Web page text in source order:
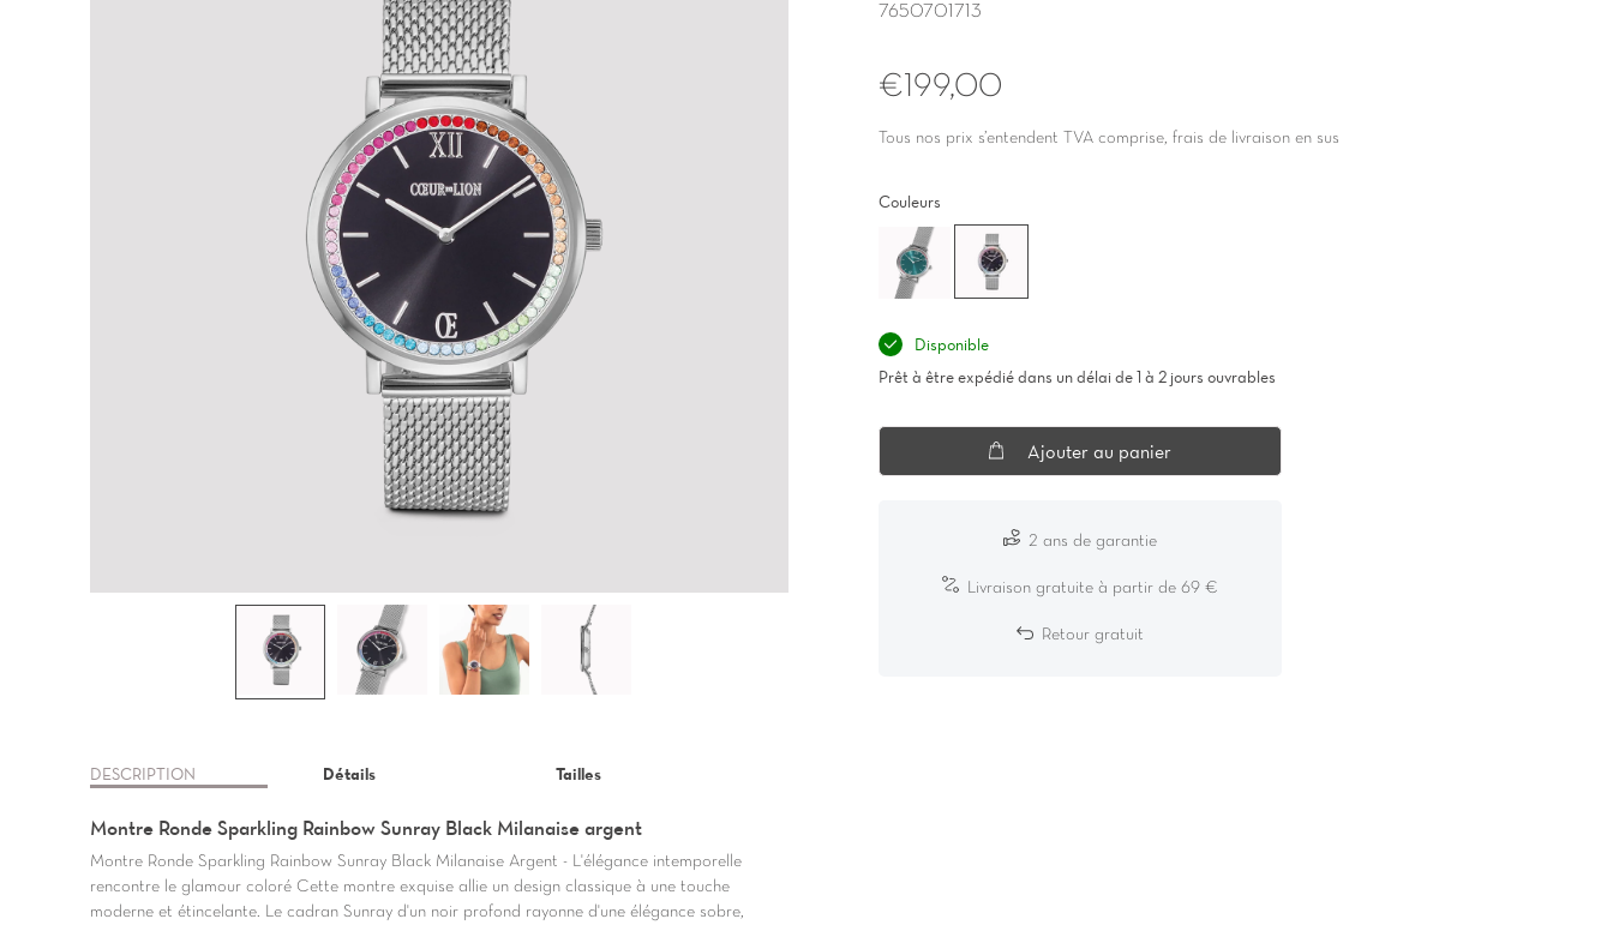
DESCRIPTION Détails Tailles
Montre Ronde Sparkling Rainbow Sunray Black Milanaise argent
Montre Ronde Sparkling Rainbow Sunray Black Milanaise Argent - L'élégance intemporelle
rencontre le glamour coloré Cette montre exquise allie un design classique à une touche
moderne et étincelante. Le cadran Sunray d'un noir profond rayonne d'une élégance sobre,
7650701713
€199,00
Tous nos prix s’entendent TVA comprise, frais de livraison en sus
Couleurs
Disponible
Prêt à être expédié dans un délai de 1 à 2 jours ouvrables
Ajouter au panier
2 ans de garantie
Livraison gratuite à partir de 69 €
Retour gratuit